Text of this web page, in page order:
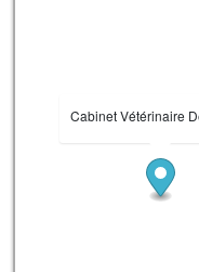
Cabinet Vétérinaire